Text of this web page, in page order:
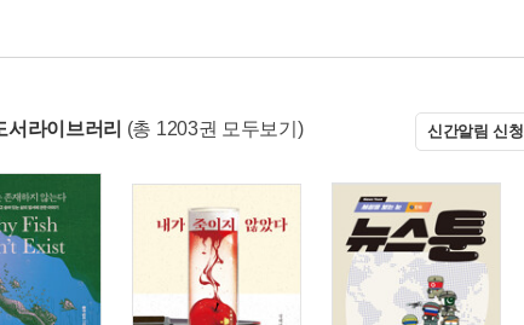
서라이브러리 (총 1203권 모두보기) 신간알림 신청